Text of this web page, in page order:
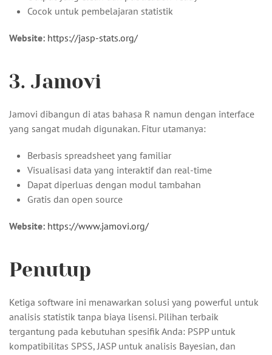
Cocok untuk pembelajaran statistik
Website: https://jasp-stats.org/
3. Jamovi
Jamovi dibangun di atas bahasa R namun dengan interface
yang sangat mudah digunakan. Fitur utamanya:
Berbasis spreadsheet yang familiar
Visualisasi data yang interaktif dan real-time
Dapat diperluas dengan modul tambahan
Gratis dan open source
Website: https://www.jamovi.org/
Penutup
Ketiga software ini menawarkan solusi yang powerful untuk
analisis statistik tanpa biaya lisensi. Pilihan terbaik
tergantung pada kebutuhan spesifik Anda: PSPP untuk
kompatibilitas SPSS, JASP untuk analisis Bayesian, dan